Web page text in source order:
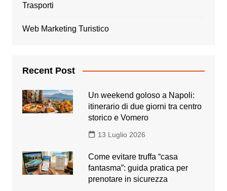
Trasporti
Web Marketing Turistico
Recent Post
Un weekend goloso a Napoli:
itinerario di due giorni tra centro
storico e Vomero
13 Luglio 2026
Come evitare truffa “casa
fantasma”: guida pratica per
prenotare in sicurezza